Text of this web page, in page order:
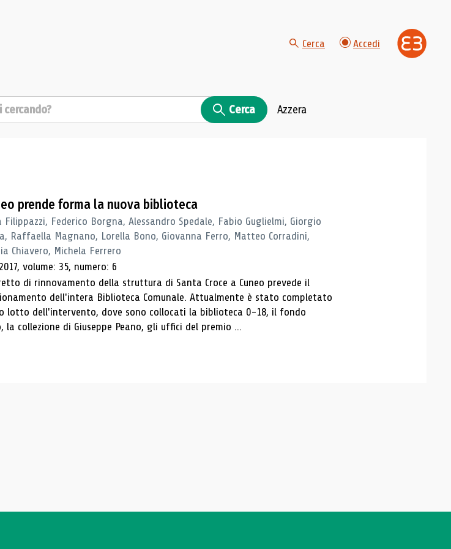
Cerca Accedi
Cerca Azzera
prende forma la nuova biblioteca
Filippazzi, Federico Borgna, Alessandro Spedale, Fabio Guglielmi, Giorgio
Raffaella Magnano, Lorella Bono, Giovanna Ferro, Matteo Corradini,
Chiavero, Michela Ferrero
volume: 35, numero: 6
di rinnovamento della struttura di Santa Croce a Cuneo prevede il
dell'intera Biblioteca Comunale. Attualmente è stato completato
lotto dell'intervento, dove sono collocati la biblioteca 0-18, il fondo
la collezione di Giuseppe Peano, gli uffici del premio ...